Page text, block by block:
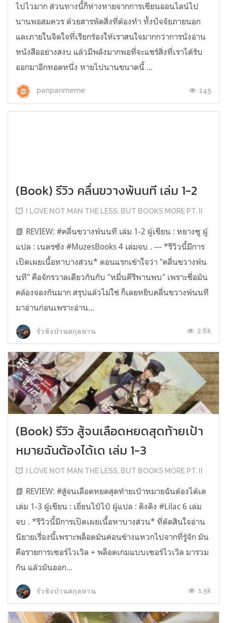
ไปไวมาก ส่วนทางนี้ก็ห่างหายจากการเขียนออนไลน์ไป
นานพอสมควร ด้วยสารพัดสิ่งที่ต้องทำ ทั้งปัจจัยภายนอก
และภายในจิตใจที่เรียกร้องให้เราสนใจมากกว่าการนั่งอ่าน
หนังสืออย่างสงบ แล้วมีพลังมากพอที่จะแชร์สิ่งที่เราได้รับ
ออกมาอีกทอดหนึ่ง หายไปนานขนาดนี้ ...
panpanmeme 145
(Book) รีวิว คลื่นขวางพ้นนที เล่ม 1-2
I LOVE NOT MAN THE LESS, BUT BOOKS MORE PT. II
📗 REVIEW: #คลื่นขวางพ้นนที เล่ม 1-2 ผู้เขียน : หยางซู ผู้
แปล : เนตรซัง #MuzesBooks 4 เล่มจบ . --- *รีวิวนี้มีการ
เปิดเผยเนื้อหาบางส่วน* ตอนแรกเข้าใจว่า "คลื่นขวางพ้น
นที" คือจักรวาลเดียวกันกับ "หมื่นคีรีพานพบ" เพราะชื่อมัน
คล้องจองกันมาก สรุปแล้วไม่ใช่ ก็เลยหยิบคลื่นขวางพ้นนที
มาอ่านก่อนเพราะอ่าน...
รั่วชิงบ้านสกุลหาน 2.6k
(Book) รีวิว สู้จนเลือดหยดสุดท้ายเป้า
หมายฉันต้องได้เด เล่ม 1-3
I LOVE NOT MAN THE LESS, BUT BOOKS MORE PT. II
📗 REVIEW: #สู้จนเลือดหยดสุดท้ายเป้าหมายฉันต้องได้เด
เล่ม 1-3 ผู้เขียน : เยี่ยนไป๋ไป๋ ผู้แปล : ติงติง #Lilac 6 เล่ม
จบ . *รีวิวนี้มีการเปิดเผยเนื้อหาบางส่วน* ที่ตัดสินใจอ่าน
นิยายเรื่องนี้เพราะพล็อตมันค่อนข้างแหวกไปจากที่รู้จัก มัน
คือรายการเซอร์ไวเวิล + พล็อตเกมแบบเซอร์ไวเวิล มารวม
กัน แล้วมันออก...
รั่วชิงบ้านสกุลหาน 1.5k